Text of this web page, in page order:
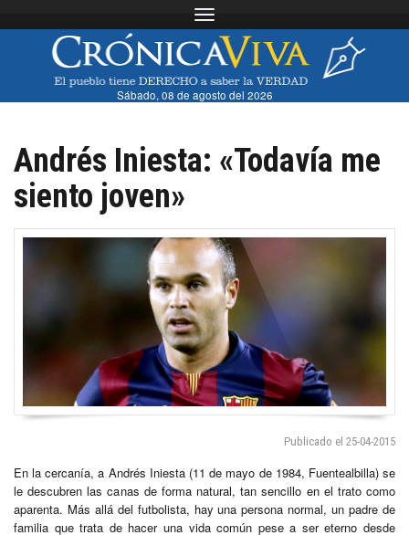
Toggle navigation
Sábado, 08 de agosto del 2026
Andrés Iniesta: «Todavía me
siento joven»
Publicado el 25-04-2015
En la cercanía, a Andrés Iniesta (11 de mayo de 1984, Fuentealbilla) se
le descubren las canas de forma natural, tan sencillo en el trato como
aparenta. Más allá del futbolista, hay una persona normal, un padre de
familia que trata de hacer una vida común pese a ser eterno desde